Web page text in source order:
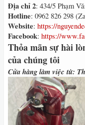
Địa chỉ 2: 434/5 Phạm
Hotline: 0962 826 298
Website: https://
Facebook: https://
Thỏa mãn sự hài
của chúng tôi
Cửa hàng làm việc từ: